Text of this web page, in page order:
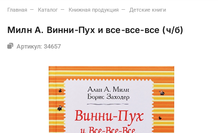
Главная Каталог Книжная продукция Детские книги
Милн А. Винни-Пух и все-все-все (ч/б)
Артикул: 34657